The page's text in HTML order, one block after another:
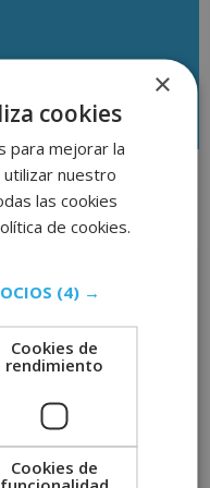
en Gestión del Tiempo
en Team Building
–”
×
cookies
para mejorar la
utilizar nuestro
las cookies
de cookies.
(4) →
Cookies de
rendimiento
Cookies de